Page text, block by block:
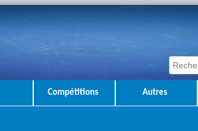
Compétitions Autres